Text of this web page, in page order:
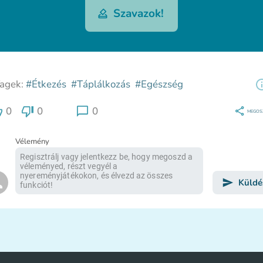
Szavazok!
#Étkezés #Táplálkozás #Egészség
0 0 0
Vélemény